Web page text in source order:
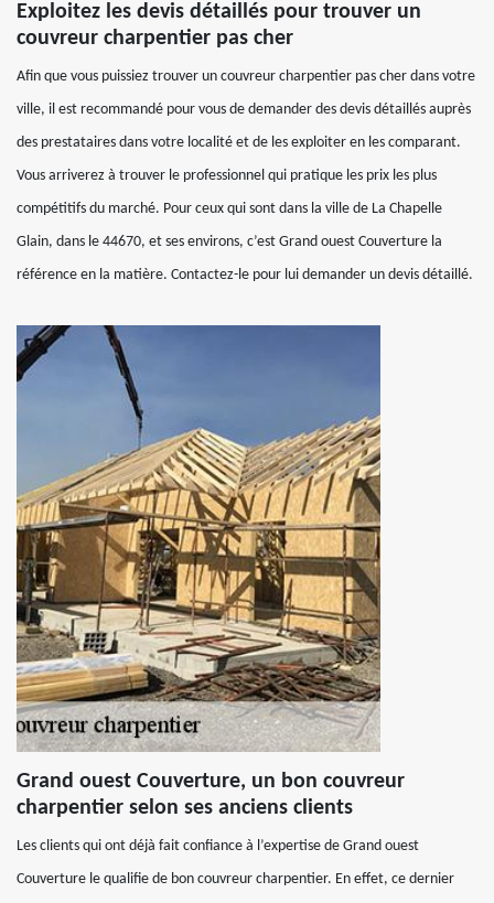
Exploitez les devis détaillés pour trouver un
couvreur charpentier pas cher
Afin que vous puissiez trouver un couvreur charpentier pas cher dans votre
ville, il est recommandé pour vous de demander des devis détaillés auprès
des prestataires dans votre localité et de les exploiter en les comparant.
Vous arriverez à trouver le professionnel qui pratique les prix les plus
compétitifs du marché. Pour ceux qui sont dans la ville de La Chapelle
Glain, dans le 44670, et ses environs, c’est Grand ouest Couverture la
référence en la matière. Contactez-le pour lui demander un devis détaillé.
Grand ouest Couverture, un bon couvreur
charpentier selon ses anciens clients
Les clients qui ont déjà fait confiance à l’expertise de Grand ouest
Couverture le qualifie de bon couvreur charpentier. En effet, ce dernier